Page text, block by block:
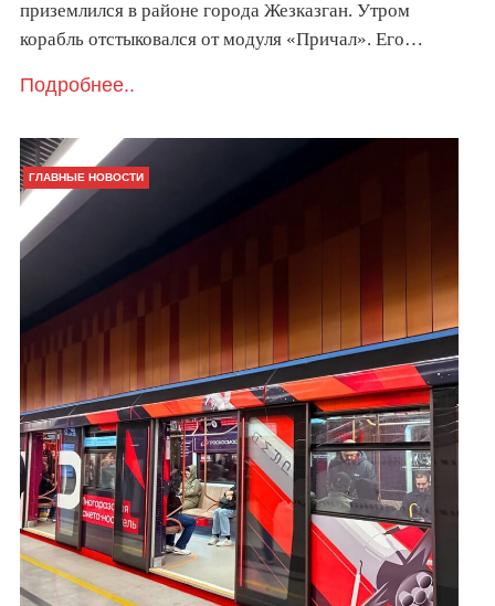
приземлился в районе города Жезказган. Утром
корабль отстыковался от модуля «Причал». Его…
Подробнее..
ГЛАВНЫЕ НОВОСТИ